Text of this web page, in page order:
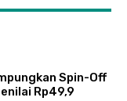
Spin-Off
Rp49,9